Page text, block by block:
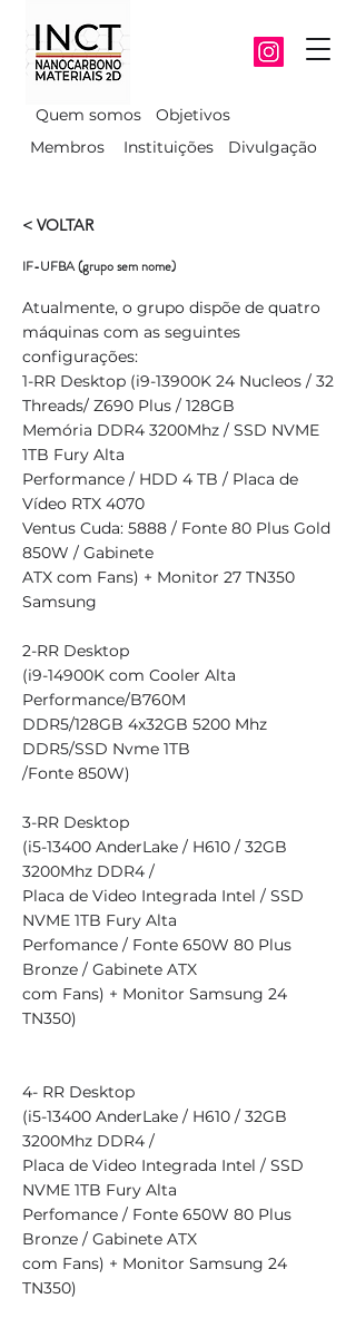
Membros
Quem somos
Instituições
Objetivos
Divulgação
< VOLTAR
IF-UFBA (grupo sem nome)
Atualmente, o grupo dispõe de quatro
máquinas com as seguintes
configurações:
1-RR Desktop (i9-13900K 24 Nucleos / 32
Threads/ Z690 Plus / 128GB
Memória DDR4 3200Mhz / SSD NVME
1TB Fury Alta
Performance / HDD 4 TB / Placa de
Vídeo RTX 4070
Ventus Cuda: 5888 / Fonte 80 Plus Gold
850W / Gabinete
ATX com Fans) + Monitor 27 TN350
Samsung
2-RR Desktop
(i9-14900K com Cooler Alta
Performance/B760M
DDR5/128GB 4x32GB 5200 Mhz
DDR5/SSD Nvme 1TB
/Fonte 850W)
3-RR Desktop
(i5-13400 AnderLake / H610 / 32GB
3200Mhz DDR4 /
Placa de Video Integrada Intel / SSD
NVME 1TB Fury Alta
Perfomance / Fonte 650W 80 Plus
Bronze / Gabinete ATX
com Fans) + Monitor Samsung 24
TN350)
4- RR Desktop
(i5-13400 AnderLake / H610 / 32GB
3200Mhz DDR4 /
Placa de Video Integrada Intel / SSD
NVME 1TB Fury Alta
Perfomance / Fonte 650W 80 Plus
Bronze / Gabinete ATX
com Fans) + Monitor Samsung 24
TN350)